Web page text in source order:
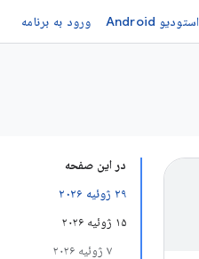
استودیو Android ورود به برنامه
در این صفحه
۲۹ ژوئیه ۲۰۲۶
۱۵ ژوئیه ۲۰۲۶
۷ ژوئیه ۲۰۲۶